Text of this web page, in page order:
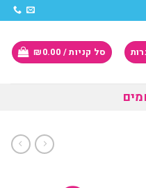
סל קניות / ₪0.00